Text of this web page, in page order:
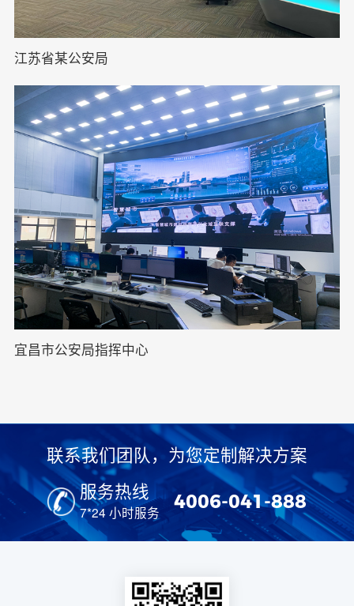
江苏省某公安局
宜昌市公安局指挥中心
联系我们团队，为您定制解决方案
服务热线
7*24 小时服务 4006-041-888